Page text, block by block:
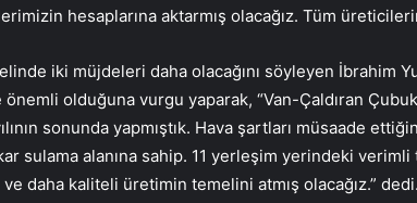
hesaplarına aktarmış olacağız. Tüm
iki müjdeleri daha olacağını söyleyen İbrahim
olduğuna vurgu yaparak, “Van-Çaldıran
sonunda yapmıştık. Hava şartları müsaade
sulama alanına sahip. 11 yerleşim yerindeki
daha kaliteli üretimin temelini atmış olacağız.” dedi.